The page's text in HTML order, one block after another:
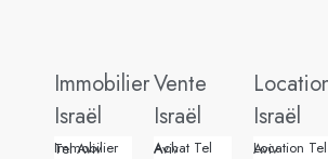
Immobilier
Israël
Immobilier Tel Aviv
Vente
Israël
Achat Tel Aviv
Israël
Location Tel Aviv